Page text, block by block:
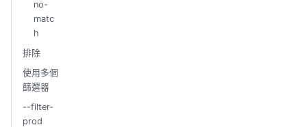
no-
matc
h
排除
使用多個
篩選器
--filter-
prod